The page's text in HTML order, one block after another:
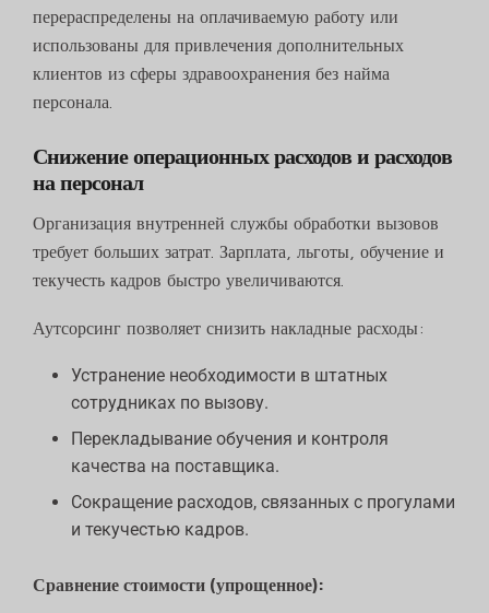
перераспределены на оплачиваемую работу или
использованы для привлечения дополнительных
клиентов из сферы здравоохранения без найма
персонала.
Снижение операционных расходов и расходов
на персонал
Организация внутренней службы обработки вызовов
требует больших затрат. Зарплата, льготы, обучение и
текучесть кадров быстро увеличиваются.
Аутсорсинг позволяет снизить накладные расходы:
Устранение необходимости в штатных
сотрудниках по вызову.
Перекладывание обучения и контроля
качества на поставщика.
Сокращение расходов, связанных с прогулами
и текучестью кадров.
Сравнение стоимости (упрощенное):